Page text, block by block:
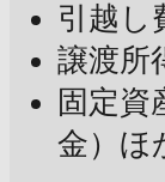
引越し
譲渡所
固定資
金）ほ